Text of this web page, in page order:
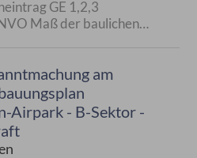
GE 1,2,3
Maß der baulichen…
am
Airpark - B-Sektor -